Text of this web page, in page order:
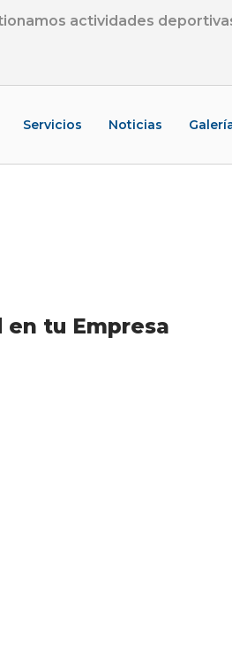
actividades
Servicios Noticias
en tu Empresa